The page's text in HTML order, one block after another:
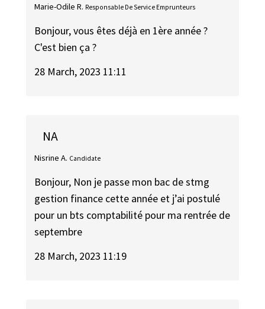
Marie-Odile R. Responsable De Service Emprunteurs
Bonjour, vous êtes déjà en 1ère année ?
C'est bien ça ?
28 March, 2023 11:11
NA
Nisrine A. Candidate
Bonjour, Non je passe mon bac de stmg
gestion finance cette année et j’ai postulé
pour un bts comptabilité pour ma rentrée de
septembre
28 March, 2023 11:19